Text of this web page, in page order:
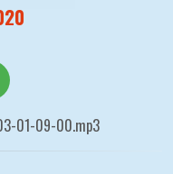
01-09-00.mp3